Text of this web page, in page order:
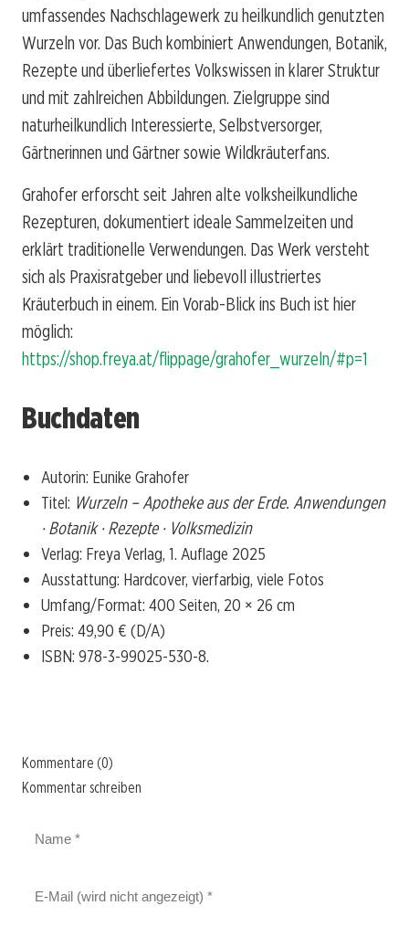
umfassendes Nachschlagewerk zu heilkundlich genutzten
Wurzeln vor. Das Buch kombiniert Anwendungen, Botanik,
Rezepte und überliefertes Volkswissen in klarer Struktur
und mit zahlreichen Abbildungen. Zielgruppe sind
naturheilkundlich Interessierte, Selbstversorger,
Gärtnerinnen und Gärtner sowie Wildkräuterfans.
Grahofer erforscht seit Jahren alte volksheilkundliche
Rezepturen, dokumentiert ideale Sammelzeiten und
erklärt traditionelle Verwendungen. Das Werk versteht
sich als Praxisratgeber und liebevoll illustriertes
Kräuterbuch in einem. Ein Vorab-Blick ins Buch ist hier
möglich:
https://shop.freya.at/flippage/grahofer_wurzeln/#p=1
Buchdaten
Autorin: Eunike Grahofer
Titel: Wurzeln – Apotheke aus der Erde. Anwendungen
· Botanik · Rezepte · Volksmedizin
Verlag: Freya Verlag, 1. Auflage 2025
Ausstattung: Hardcover, vierfarbig, viele Fotos
Umfang/Format: 400 Seiten, 20 × 26 cm
Preis: 49,90 € (D/A)
ISBN: 978-3-99025-530-8.
Kommentare (0)
Kommentar schreiben